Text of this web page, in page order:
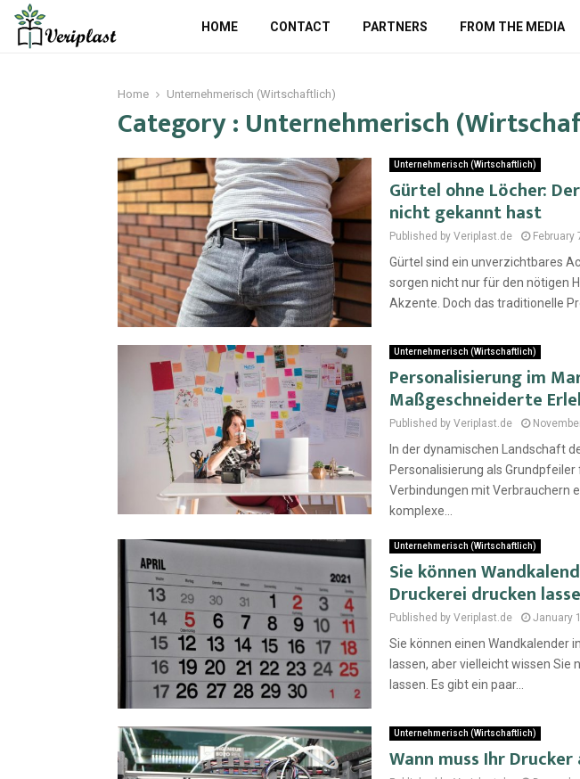
HOME CONTACT PARTNERS FROM THE MEDIA
Home Unternehmerisch (Wirtschaftlich)
Category : Unternehmerisch
Unternehmerisch (Wirtschaftlich)
Gürtel ohne Löcher:
nicht gekannt hast
Published by Veriplast.de February
Gürtel sind ein unverzichtbares
sorgen nicht nur für den nötigen
Akzente. Doch das traditionelle
Unternehmerisch (Wirtschaftlich)
Personalisierung im
Maßgeschneiderte
Published by Veriplast.de
In der dynamischen Landschaft
Personalisierung als
Verbindungen mit Verbrauchern
komplexe...
Unternehmerisch (Wirtschaftlich)
Sie können
Druckerei drucken
Published by Veriplast.de January
Sie können einen Wandkalender
lassen, aber vielleicht wissen Sie
lassen. Es gibt ein paar...
Unternehmerisch (Wirtschaftlich)
Wann muss Ihr